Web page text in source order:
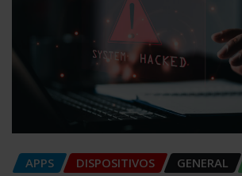
APPS DISPOSITIVOS GENERAL